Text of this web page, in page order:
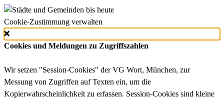
Cookie-Zustimmung verwalten
Cookies und Meldungen zu Zugriffszahlen
Wir setzen "Session-Cookies" der VG Wort, München, zur
Messung von Zugriffen auf Texten ein, um die
Kopierwahrscheinlichkeit zu erfassen. Session-Cookies sind kleine